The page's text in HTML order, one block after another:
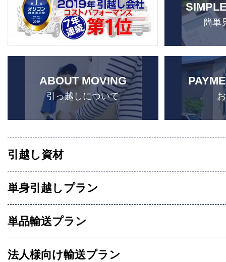
簡単
ABOUT MOVING
引っ越しについて
引越し資材
単身引越しプラン
単品輸送プラン
法人様向け輸送プラン